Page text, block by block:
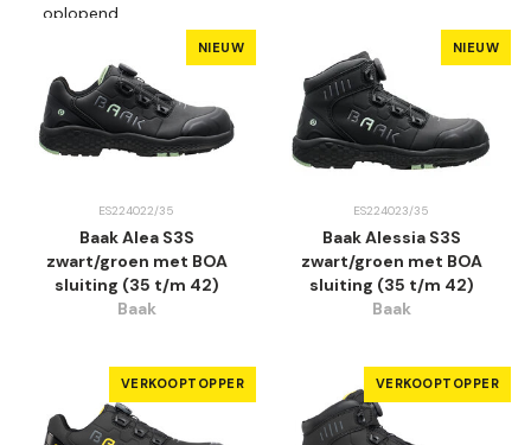
oplopend
NIEUW
ES224022/35
Baak Alea S3S
zwart/groen met BOA
sluiting (35 t/m 42)
Baak
NIEUW
ES224023/35
Baak Alessia S3S
zwart/groen met BOA
sluiting (35 t/m 42)
Baak
VERKOOPTOPPER VERKOOPTOPPER